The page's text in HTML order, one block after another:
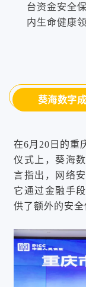
台资金安全
内生命健康
葵海数字
在6月20日的重
仪式上，葵海
言指出，网络
它通过金融手
供了额外的安全